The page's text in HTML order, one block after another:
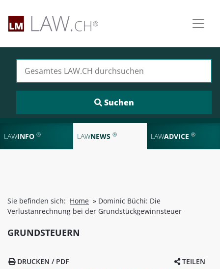
LAWINFO ® LAWNEWS ® LAWADVICE ®
Sie befinden sich: Home » Dominic Büchi: Die
Verlustanrechnung bei der Grundstückgewinnsteuer
GRUNDSTEUERN
TEILEN
DRUCKEN / PDF